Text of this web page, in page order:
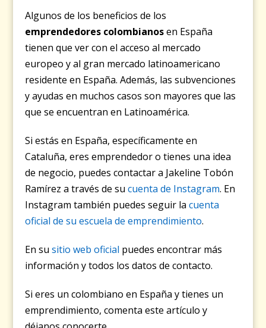
Algunos de los beneficios de los
emprendedores colombianosen España
tienen que ver con el acceso al mercado
europeo y al gran mercado latinoamericano
residente en España. Además, las subvenciones
y ayudas en muchos casos son mayores que las
que se encuentran en Latinoamérica.
Si estás en España, específicamente en
Cataluña, eres emprendedor o tienes una idea
de negocio, puedes contactar a Jakeline Tobón
Ramírez a través de sucuenta de Instagram. En
Instagram también puedes seguir lacuenta
oficial de su escuela de emprendimiento.
En susitio web oficial puedes encontrar más
información y todos los datos de contacto.
Si eres un colombiano en España y tienes un
emprendimiento, comenta este artículo y